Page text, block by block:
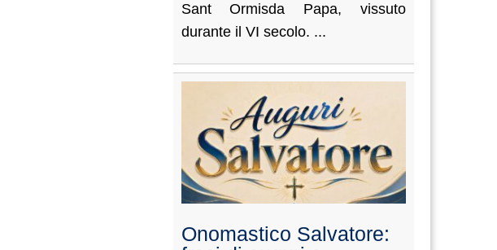
Sant Ormisda Papa, vissuto
durante il VI secolo. ...
Onomastico Salvatore: